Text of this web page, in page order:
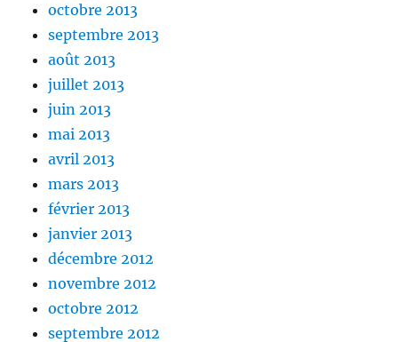
octobre 2013
septembre 2013
août 2013
juillet 2013
juin 2013
mai 2013
avril 2013
mars 2013
février 2013
janvier 2013
décembre 2012
novembre 2012
octobre 2012
septembre 2012